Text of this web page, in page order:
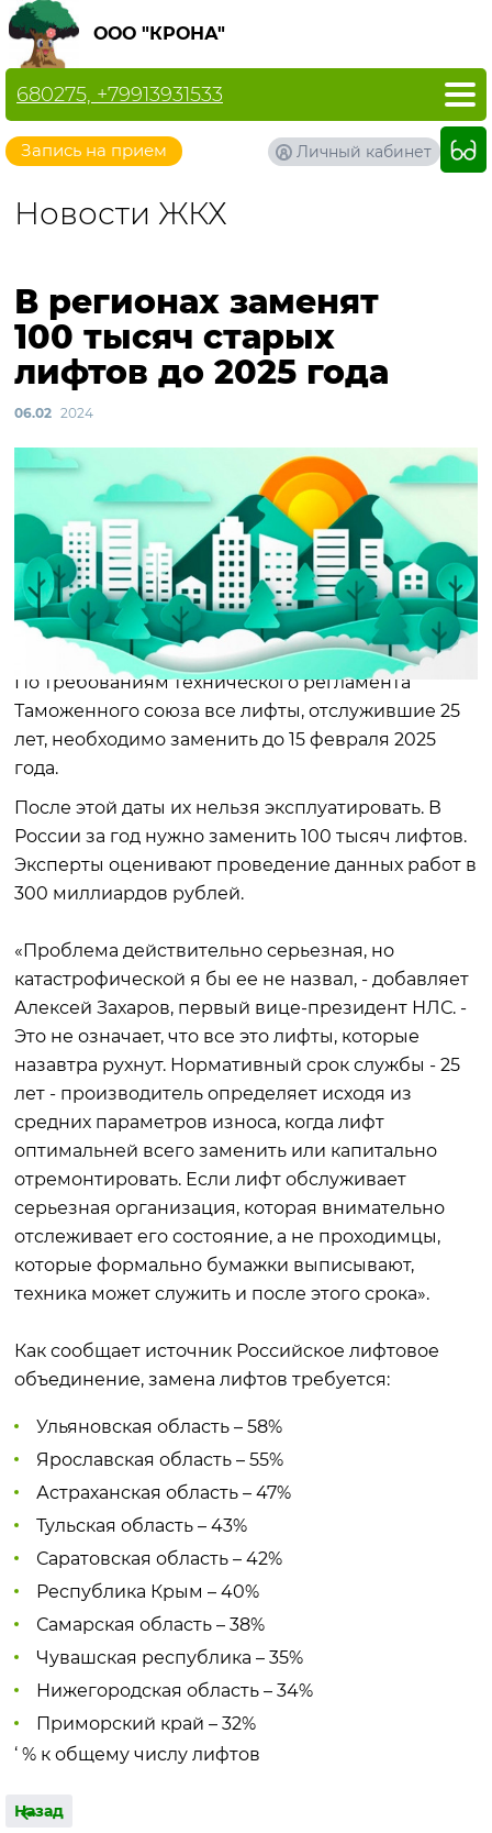
ООО "КРОНА"
Запись на прием
680275, +79913931533
Личный кабинет
Новости ЖКХ
В регионах заменят
100 тысяч старых
лифтов до 2025 года
06.02 2024
По требованиям технического регламента
Таможенного союза все лифты, отслужившие 25
лет, необходимо заменить до 15 февраля 2025
года.
После этой даты их нельзя эксплуатировать. В
России за год нужно заменить 100 тысяч лифтов.
Эксперты оценивают проведение данных работ в
300 миллиардов рублей.
«Проблема действительно серьезная, но
катастрофической я бы ее не назвал, - добавляет
Алексей Захаров, первый вице-президент НЛС. -
Это не означает, что все это лифты, которые
назавтра рухнут. Нормативный срок службы - 25
лет - производитель определяет исходя из
средних параметров износа, когда лифт
оптимальней всего заменить или капитально
отремонтировать. Если лифт обслуживает
серьезная организация, которая внимательно
отслеживает его состояние, а не проходимцы,
которые формально бумажки выписывают,
техника может служить и после этого срока».
Как сообщает источник Российское лифтовое
объединение, замена лифтов требуется:
Ульяновская область – 58%
Ярославская область – 55%
Астраханская область – 47%
Тульская область – 43%
Саратовская область – 42%
Республика Крым – 40%
Самарская область – 38%
Чувашская республика – 35%
Нижегородская область – 34%
Приморский край – 32%
‘ % к общему числу лифтов
Назад